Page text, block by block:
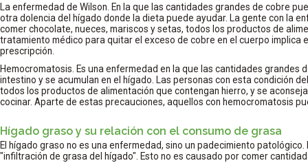
La enfermedad de Wilson. En la que las cantidades grandes de cobre
otra dolencia del hígado donde la dieta puede ayudar. La gente con la
comer chocolate, nueces, mariscos y setas, todos los productos de
tratamiento médico para quitar el exceso de cobre en el cuerpo implica
prescripción.
Hemocromatosis. Es una enfermedad en la que las cantidades grandes
intestino y se acumulan en el hígado. Las personas con esta condición
todos los productos de alimentación que contengan hierro, y se
cocinar. Aparte de estas precauciones, aquellos con hemocromatosis
Hígado graso y su relación con el consumo de grasa
El hígado graso no es una enfermedad, sino un padecimiento
"infiltración de grasa del hígado". Esto no es causado por comer